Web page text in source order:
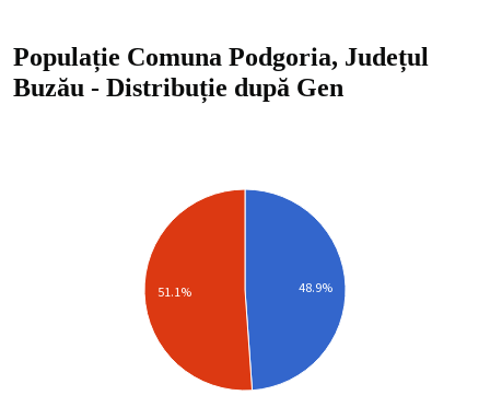
Populație Comuna Podgoria, Județul
Buzău - Distribuție după Gen
48.9%
51.1%